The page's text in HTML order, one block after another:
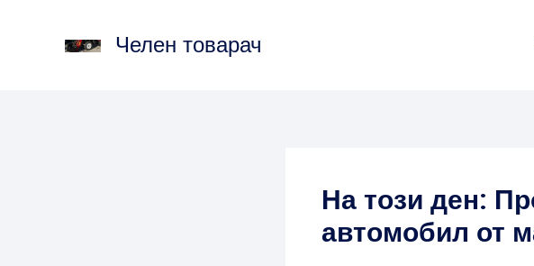
Челен товарач
На този ден:
автомобил от